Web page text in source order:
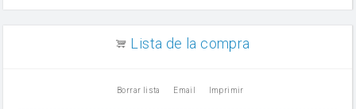
arroz
Lista de la compra
Borrar lista Email Imprimir